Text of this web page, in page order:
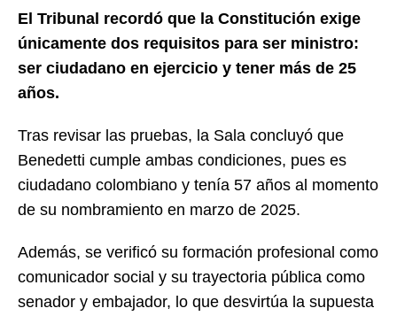
El Tribunal recordó que la Constitución exige
únicamente dos requisitos para ser ministro:
ser ciudadano en ejercicio y tener más de 25
años.
Tras revisar las pruebas, la Sala concluyó que
Benedetti cumple ambas condiciones, pues es
ciudadano colombiano y tenía 57 años al momento
de su nombramiento en marzo de 2025.
Además, se verificó su formación profesional como
comunicador social y su trayectoria pública como
senador y embajador, lo que desvirtúa la supuesta